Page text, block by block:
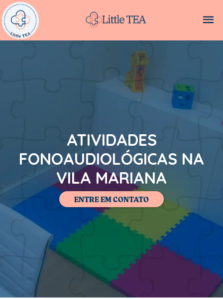
ATIVIDADES
FONOAUDIOLÓGICAS NA
VILA MARIANA
ENTRE EM CONTATO